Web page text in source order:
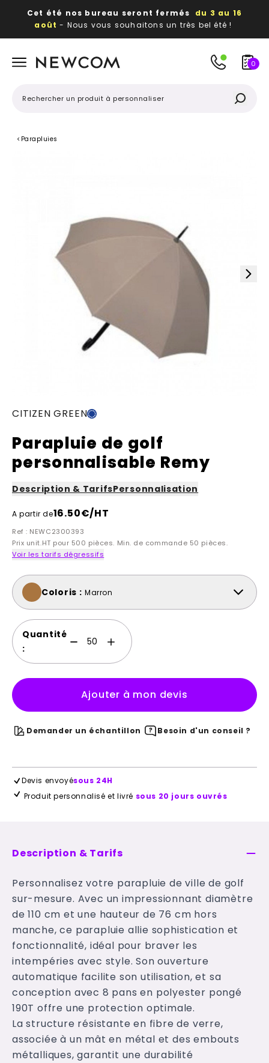
Cet été nos bureau seront fermés du 3 au 16
août - Nous vous souhaitons un très bel été !
publicitaires
0
< Parapluies
CITIZEN GREEN
Parapluie de golf
personnalisable Remy
Description & TarifsPersonnalisation
A partir de16.50€/HT
Ref : NEWC2300393
Prix unit.HT pour 500 pièces. Min. de commande 50 pièces.
Voir les tarifs dégressifs
Coloris : Marron
Quantité
:
Ajouter à mon devis
Demander un échantillon Besoin d'un conseil ?
Devis envoyésous 24H
Produit personnalisé et livré sous 20 jours ouvrés
Description & Tarifs
Personnalisez votre parapluie de ville de golf
sur-mesure. Avec un impressionnant diamètre
de 110 cm et une hauteur de 76 cm hors
manche, ce parapluie allie sophistication et
fonctionnalité, idéal pour braver les
intempéries avec style. Son ouverture
automatique facilite son utilisation, et sa
conception avec 8 pans en polyester pongé
190T offre une protection optimale.
La structure résistante en fibre de verre,
associée à un mât en métal et des embouts
métalliques, garantit une durabilité